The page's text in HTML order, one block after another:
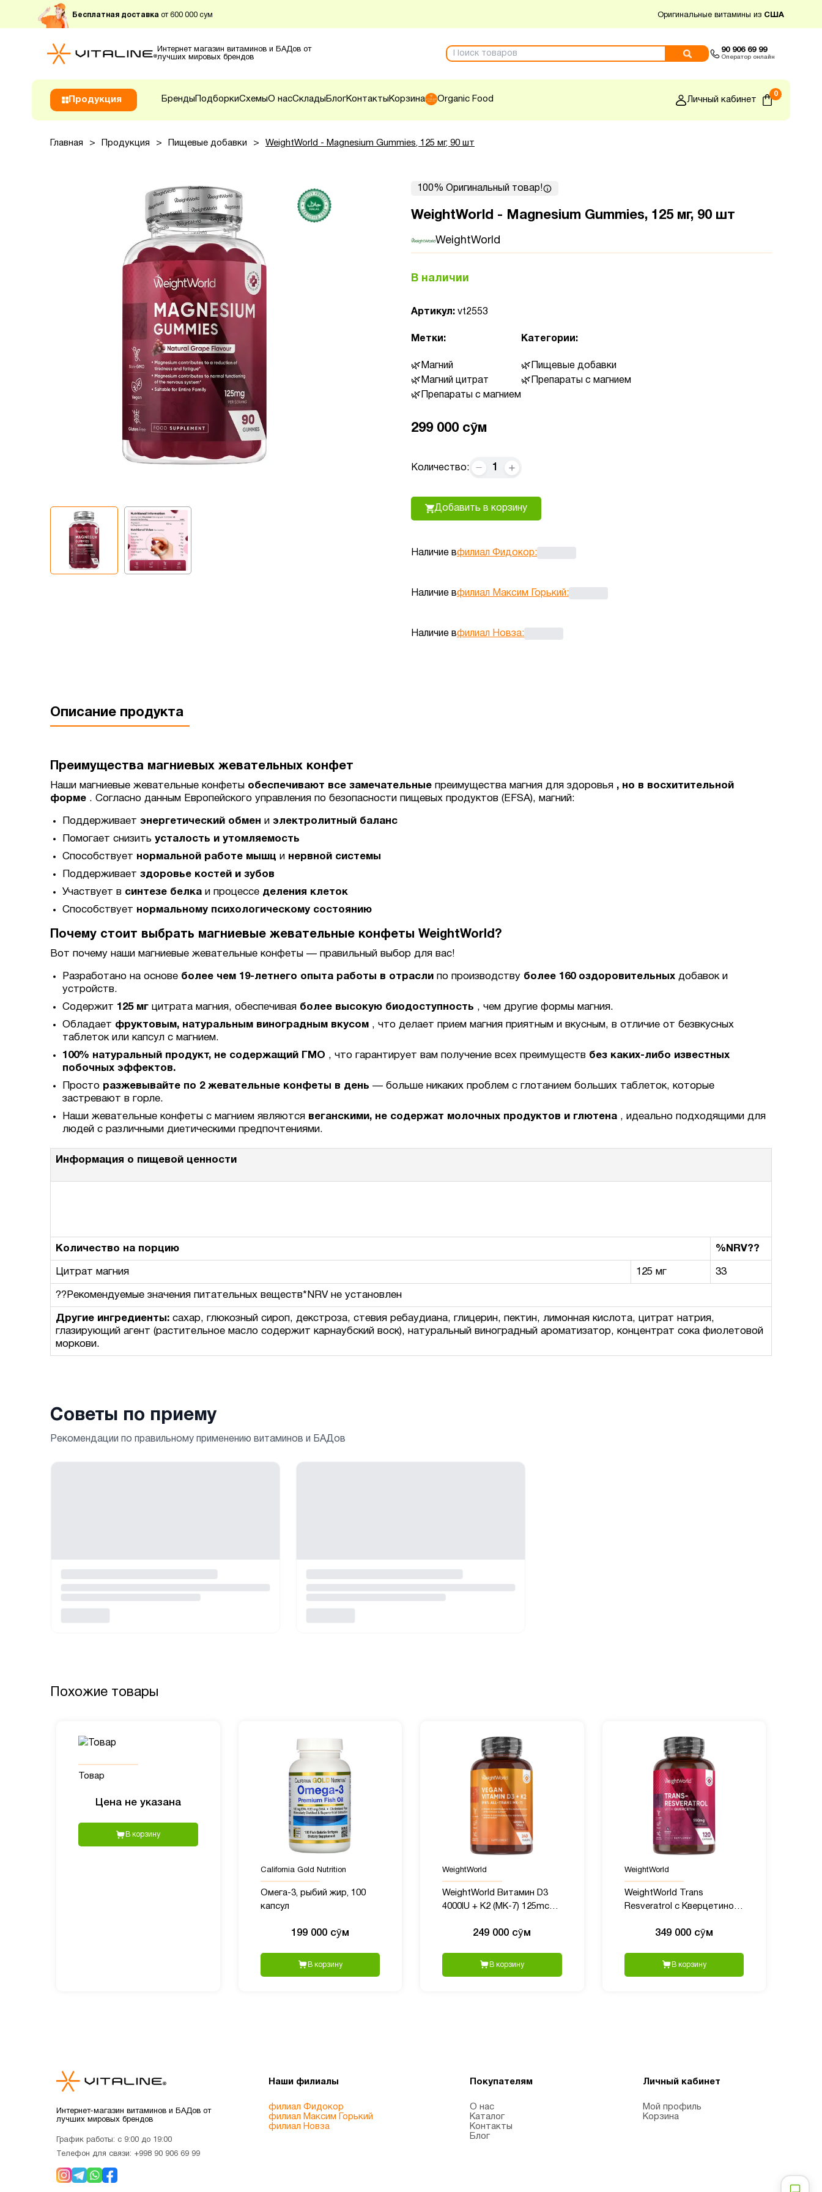
Бесплатная доставка от 600 000 сум Оригинальные витамины из США
Интернет магазин витаминов и БАДов от
лучших мировых брендов
90 906 69 99
Оператор онлайн
Продукция Бренды ПодборкиСхемыО насСклады БлогКонтакты Корзина Organic Food Личный кабинет
0
Главная > Продукция > Пищевые добавки > WeightWorld - Magnesium Gummies, 125 мг, 90 шт
100% Оригинальный товар!
WeightWorld - Magnesium Gummies, 125 мг, 90 шт
WeightWorld
В наличии
Артикул: vt2553
Метки:
Магний
Магний цитрат
Препараты с магнием
Категории:
Пищевые добавки
Препараты с магнием
299 000 сӯм
Количество: 1
Добавить в корзину
Наличие вфилиал Фидокор:
Наличие вфилиал Максим Горький :
Наличие вфилиал Новза:
Описание продукта
Преимущества магниевых жевательных конфет
Наши магниевые жевательные конфеты обеспечивают все замечательные преимущества магния для здоровья , но в восхитительной
форме . Согласно данным Европейского управления по безопасности пищевых продуктов (EFSA), магний:
Поддерживает энергетический обмен и электролитный баланс
Помогает снизить усталость и утомляемость
Способствует нормальной работе мышц и нервной системы
Поддерживает здоровье костей и зубов
Участвует в синтезе белка и процессе деления клеток
Способствует нормальному психологическому состоянию
Почему стоит выбрать магниевые жевательные конфеты WeightWorld?
Вот почему наши магниевые жевательные конфеты — правильный выбор для вас!
Разработано на основе более чем 19-летнего опыта работы в отрасли по производству более 160 оздоровительных добавок и
устройств.
Содержит 125 мг цитрата магния, обеспечивая более высокую биодоступность , чем другие формы магния.
Обладает фруктовым, натуральным виноградным вкусом , что делает прием магния приятным и вкусным, в отличие от безвкусных
таблеток или капсул с магнием.
100% натуральный продукт, не содержащий ГМО , что гарантирует вам получение всех преимуществ без каких-либо известных
побочных эффектов.
Просто разжевывайте по 2 жевательные конфеты в день — больше никаких проблем с глотанием больших таблеток, которые
застревают в горле.
Наши жевательные конфеты с магнием являются веганскими, не содержат молочных продуктов и глютена , идеально подходящими для
людей с различными диетическими предпочтениями.
Информация о пищевой ценности
Количество на порцию %NRV??
Цитрат магния 125 мг 33
??Рекомендуемые значения питательных веществ*NRV не установлен
Другие ингредиенты: сахар, глюкозный сироп, декстроза, стевия ребаудиана, глицерин, пектин, лимонная кислота, цитрат натрия,
глазирующий агент (растительное масло содержит карнаубский воск), натуральный виноградный ароматизатор, концентрат сока фиолетовой
моркови.
Советы по приему
Рекомендации по правильному применению витаминов и БАДов
Похожие товары
Товар
Цена не указана
В корзину
California Gold Nutrition
Омега-3, рыбий жир, 100
капсул
199 000 сӯм
В корзину
WeightWorld
WeightWorld Витамин D3
4000IU + K2 (MK-7) 125mcg,
249 000 сӯм
В корзину
WeightWorld
WeightWorld Trans
Resveratrol с Кверцетином,
349 000 сӯм
В корзину
Интернет-магазин витаминов и БАДов от
лучших мировых брендов
График работы: с 9:00 до 19:00
Телефон для связи: +998 90 906 69 99
Наши филиалы
филиал Фидокор
филиал Максим Горький
филиал Новза
Покупателям
О нас
Каталог
Контакты
Блог
Личный кабинет
Мой профиль
Корзина